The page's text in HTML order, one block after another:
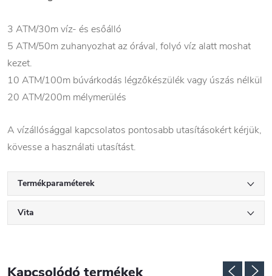
3 ATM/30m víz- és esőálló
5 ATM/50m zuhanyozhat az órával, folyó víz alatt moshat
kezet.
10 ATM/100m búvárkodás légzőkészülék vagy úszás nélkül
20 ATM/200m mélymerülés
A vízállósággal kapcsolatos pontosabb utasításokért kérjük,
kövesse a használati utasítást.
Termékparaméterek
Vita